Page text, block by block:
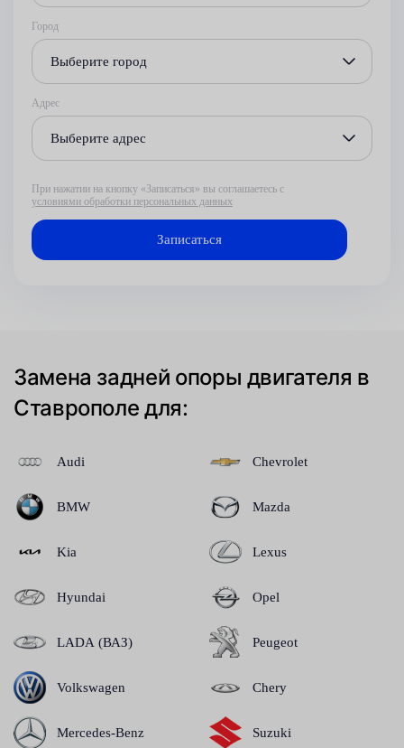
Город
Выберите город
Адрес
Выберите адрес
При нажатии на кнопку «Записаться» вы соглашаетесь с
условиями обработки персональных данных
Замена задней опоры двигателя в
Ставрополе для:
Audi
BMW
Kia
Hyundai
LADA (ВАЗ)
Volkswagen
Mercedes-Benz
Chevrolet
Mazda
Lexus
Opel
Peugeot
Chery
Suzuki